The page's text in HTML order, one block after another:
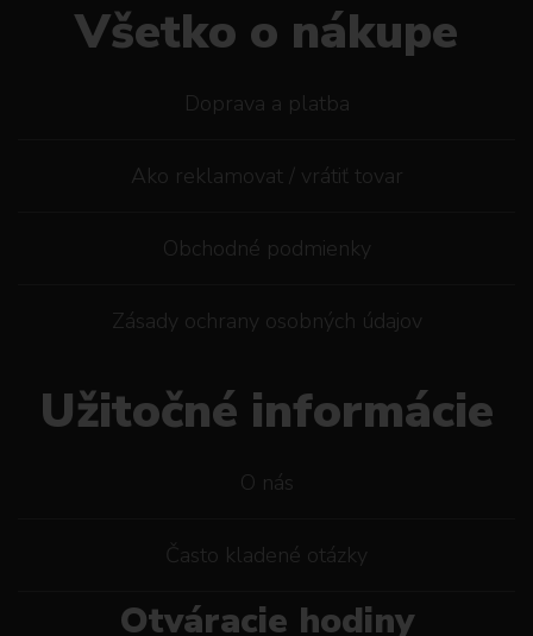
Všetko o nákupe
Doprava a platba
Ako reklamovat / vrátiť tovar
Obchodné podmienky
Zásady ochrany osobných údajov
Užitočné informácie
O nás
Často kladené otázky
Otváracie hodiny